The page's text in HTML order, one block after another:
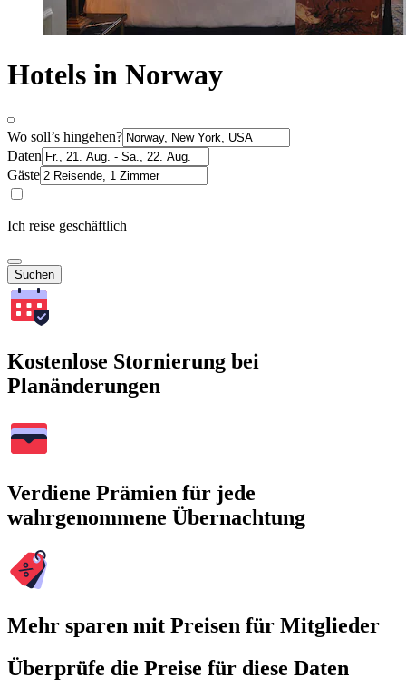
Hotels in Norway
Wo soll’s hingehen?
Daten
Gäste
Ich reise geschäftlich
Suchen
Kostenlose Stornierung bei
Planänderungen
Verdiene Prämien für jede
wahrgenommene Übernachtung
Mehr sparen mit Preisen für Mitglieder
Überprüfe die Preise für diese Daten